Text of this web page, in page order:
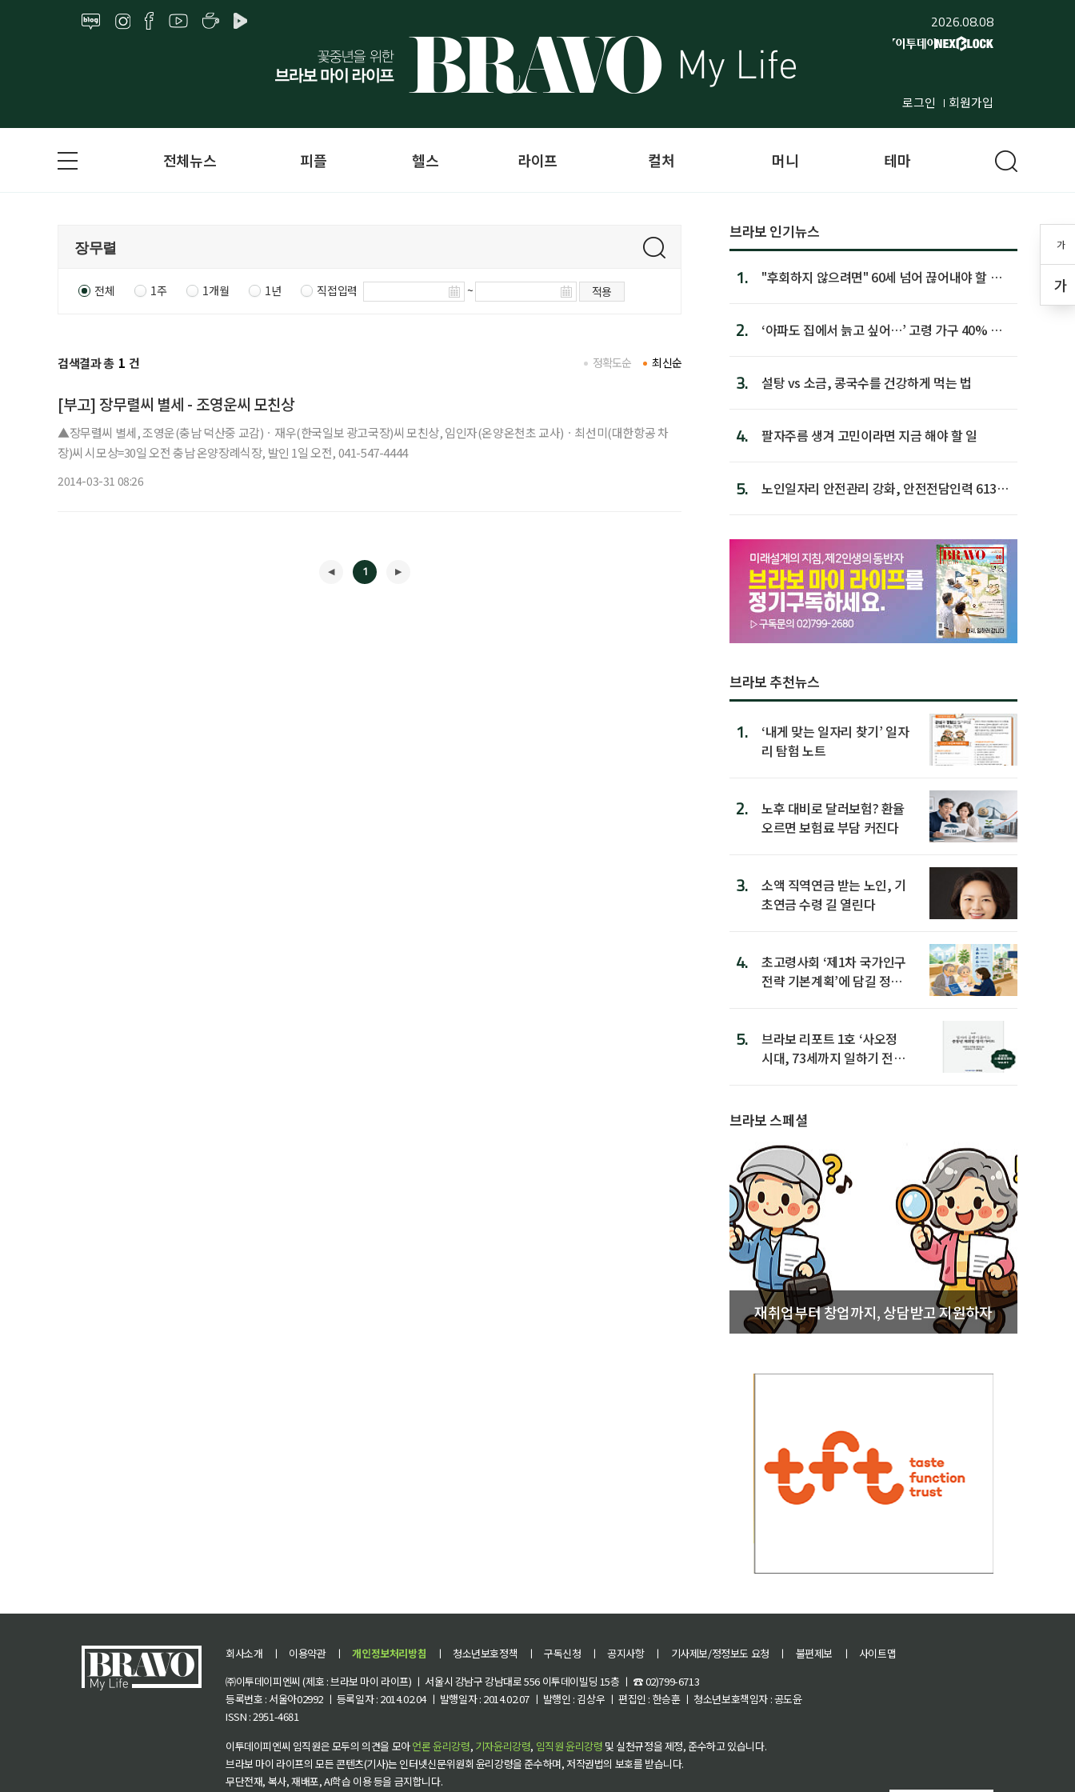
2026.08.08
로그인 회원가입
가
가
전체뉴스 피플 헬스 라이프 컬처 머니 테마
전체 1주 1개월 1년 직접입력 ~ 적용
검색결과 총 1 건 최신순
정확도순
[부고] 장무렬씨 별세 - 조영운씨 모친상
▲장무렬씨 별세, 조영운(충남 덕산중 교감)ㆍ재우(한국일보 광고국장)씨 모친상, 임인자(온양온천초 교사)ㆍ최선미(대한항공 차
장)씨 시모상=30일 오전 충남 온양장례식장, 발인 1일 오전, 041-547-4444
2014-03-31 08:26
1
브라보 인기뉴스
1.
"후회하지 않으려면" 60세 넘어 끊어내야 할 사
2.
‘아파도 집에서 늙고 싶어…’ 고령 가구 40% 노
3. 설탕 vs 소금, 콩국수를 건강하게 먹는 법
4. 팔자주름 생겨 고민이라면 지금 해야 할 일
5.
노인일자리 안전관리 강화, 안전전담인력 613명
브라보 추천뉴스
1.
‘내게 맞는 일자리 찾기’ 일자
리 탐험 노트
2.
노후 대비로 달러보험? 환율
오르면 보험료 부담 커진다
3.
소액 직역연금 받는 노인, 기
초연금 수령 길 열린다
4.
초고령사회 ‘제1차 국가인구
전략 기본계획’에 담길 정책
5.
브라보 리포트 1호 ‘사오정
시대, 73세까지 일하기 전략’
브라보 스페셜
재취업부터 창업까지, 상담받고 지원하자
회사소개 ㅣ 이용약관 ㅣ 개인정보처리방침 ㅣ 청소년보호정책 ㅣ 구독신청 ㅣ 공지사항 ㅣ 기사제보/정정보도 요청 ㅣ 불편제보 ㅣ
사이트맵
㈜이투데이피엔씨 (제호 : 브라보 마이 라이프) ㅣ 서울시 강남구 강남대로 556 이투데이빌딩 15층 ㅣ ☎ 02)799-6713
등록번호 : 서울아02992 ㅣ 등록일자 : 2014.02.04 ㅣ 발행일자 : 2014.02.07 ㅣ 발행인 : 김상우 ㅣ 편집인 : 한승훈 ㅣ 청소년보호책임자 : 공도윤
ISSN : 2951-4681
이투데이피엔씨 임직원은 모두의 의견을 모아언론 윤리강령, 기자윤리강령, 임직원 윤리강령 및 실천규정을 제정, 준수하고 있습니다.
브라보 마이 라이프의 모든 콘텐츠(기사)는 인터넷신문위원회 윤리강령을 준수하며, 저작권법의 보호를 받습니다.
무단전재, 복사, 재배포, AI학습 이용 등을 금지합니다.